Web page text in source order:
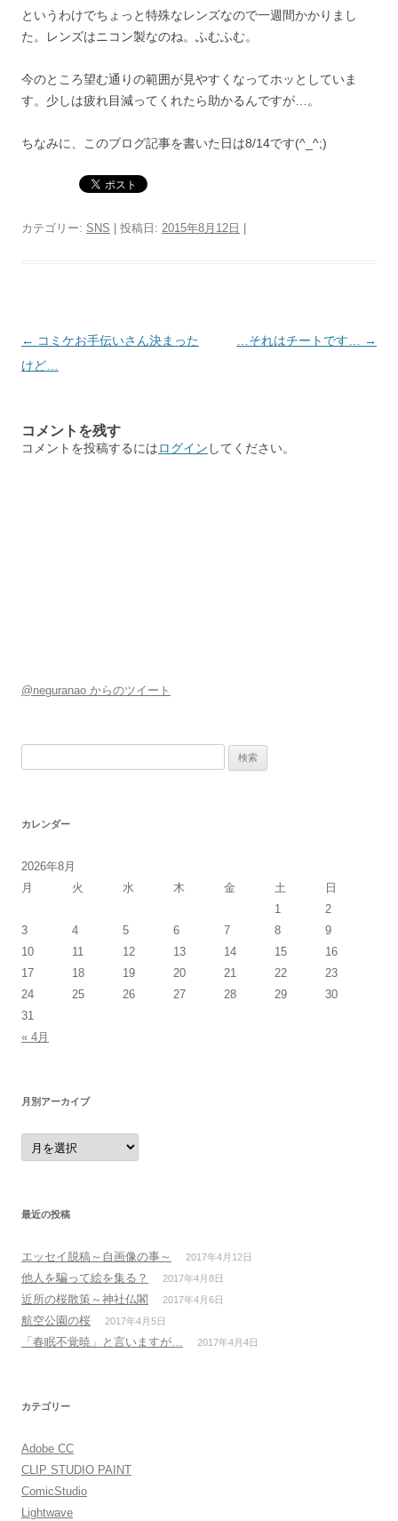
というわけでちょっと特殊なレンズなので一週間かかりまし
た。レンズはニコン製なのね。ふむふむ。
今のところ望む通りの範囲が見やすくなってホッとしていま
す。少しは疲れ目減ってくれたら助かるんですが…。
ちなみに、このブログ記事を書いた日は8/14です(^_^;)
カテゴリー: SNS | 投稿日: 2015年8月12日
投
稿
ゲ
← コミケお手伝いさん決まった
けど…
…それはチートです… →
コメントを残す
コメントを投稿するにはログイン してください。
@neguranao からのツイート
カレンダー
2026年8月
月
火 水 木 金 土
日
1
2
3
4 5 6 7 8
9
10
11 12 13 14 15
16
17
18 19 20 21 22
23
24
25 26 27 28 29
30
31
« 4月
月別アーカイブ
月
別
ア
ブ
最近の投稿
エッセイ脱稿～自画像の事～ 2017年4月12日
他人を騙って絵を集る？ 2017年4月8日
近所の桜散策～神社仏閣 2017年4月6日
航空公園の桜 2017年4月5日
「春眠不覚暁」と言いますが… 2017年4月4日
カテゴリー
Adobe CC
CLIP STUDIO PAINT
ComicStudio
Lightwave